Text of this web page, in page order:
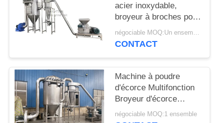
acier inoxydable,
broyeur à broches pour
urée, avec CE
négociable MOQ:Un ensemble
CONTACT
Machine à poudre
d'écorce Multifonction
Broyeur d'écorce
d'Albizia
négociable MOQ:1 ensemble